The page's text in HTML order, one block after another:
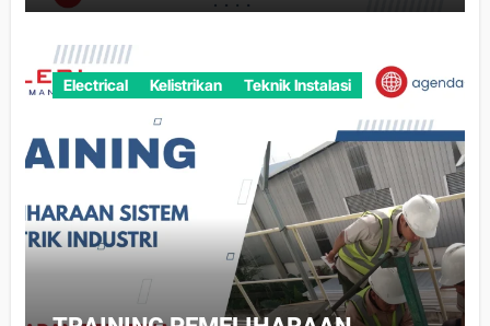
Electrical Kelistrikan Teknik Instalasi